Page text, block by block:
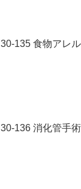
30-135 食物アレ
30-136 消化管手